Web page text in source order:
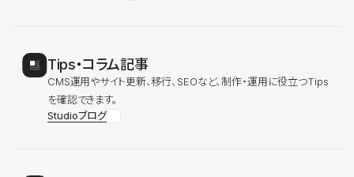
Tips・コラム記事
CMS運用やサイト更新、移行、SEOなど、制作・運用に役立つTips
を確認できます。
Studioブログ